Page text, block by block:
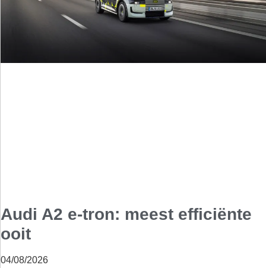
Audi A2 e-tron: meest efficiënte
ooit
04/08/2026